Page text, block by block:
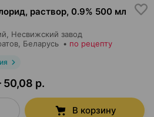
раствор, 0.9% 500 мл
Несвижский завод
, Беларусь • по рецепту
р.
В корзину